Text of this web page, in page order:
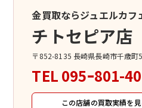
金買取ならジュエルカフ
チトセピア店
〒852-8135 長崎県長崎市千歳
TEL 095ｰ801-
この店舗の買取実績を見